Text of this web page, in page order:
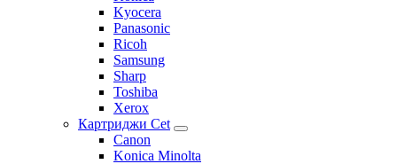
Kyocera
Panasonic
Ricoh
Samsung
Sharp
Toshiba
Xerox
Картриджи Cet
Canon
Konica Minolta